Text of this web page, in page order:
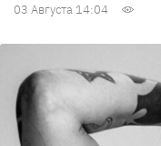
03 Августа 14:04